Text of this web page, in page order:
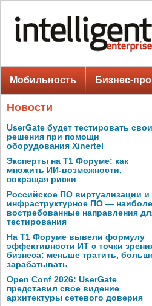
Мобильность Бизнес-
Новости
UserGate будет тестировать свои
решения при помощи
оборудования Xinertel
Эксперты на Т1 Форуме: как
множить ИИ-возможности,
сокращая риски
Российское ПО виртуализации и
инфраструктурное ПО —
востребованные направления
тестирования
На Т1 Форуме вывели формулу
эффективности ИТ с точки
бизнеса: меньше тратить,
зарабатывать
Open Conf 2026: UserGate
представил свое видение
архитектуры сетевого доверия